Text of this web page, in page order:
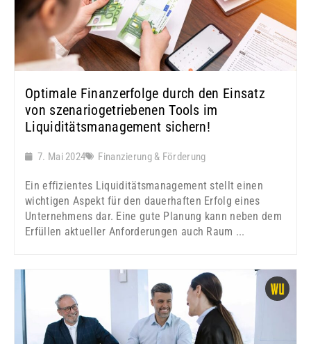
Optimale Finanzerfolge durch den Einsatz
von szenariogetriebenen Tools im
Liquiditätsmanagement sichern!
7. Mai 2024 Finanzierung & Förderung
Ein effizientes Liquiditätsmanagement stellt einen
wichtigen Aspekt für den dauerhaften Erfolg eines
Unternehmens dar. Eine gute Planung kann neben dem
Erfüllen aktueller Anforderungen auch Raum ...